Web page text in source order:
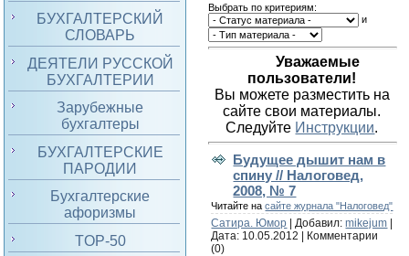
БУХГАЛТЕРСКИЙ
СЛОВАРЬ
ДЕЯТЕЛИ РУССКОЙ
БУХГАЛТЕРИИ
Зарубежные
бухгалтеры
БУХГАЛТЕРСКИЕ
ПАРОДИИ
Бухгалтерские
афоризмы
TOP-50
Выбрать по критериям:
и
Уважаемые
пользователи!
Вы можете разместить на
сайте свои материалы.
Следуйте Инструкции.
Будущее дышит нам в
спину // Налоговед,
2008, № 7
Читайте насайте журнала "Налоговед"
Сатира. Юмор | Добавил:mikejum
Дата: 10.05.2012
Комментарии
(0)